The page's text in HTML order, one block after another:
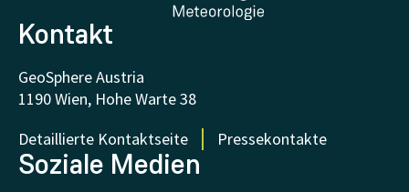
Kontakt
GeoSphere Austria
1190 Wien, Hohe Warte 38
Detaillierte Kontaktseite
Pressekontakte
Soziale Medien